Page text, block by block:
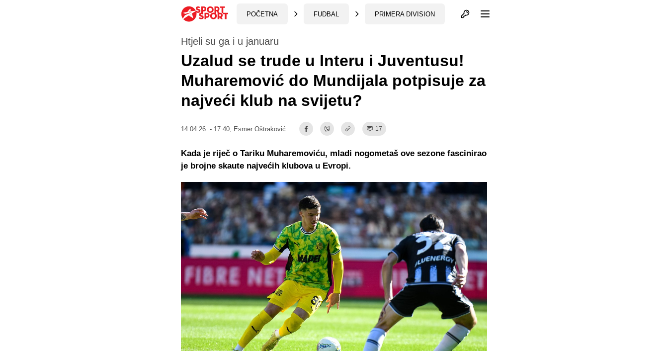
POČETNA FUDBAL PRIMERA DIVISION Otvori profil
Htjeli su ga i u januaru
Uzalud se trude u Interu i Juventusu!
Muharemović do Mundijala potpisuje za
najveći klub na svijetu?
14.04.26. - 17:40, Esmer Oštraković 17
Kada je riječ o Tariku Muharemoviću, mladi nogometaš ove sezone fascinirao
je brojne skaute najvećih klubova u Evropi.